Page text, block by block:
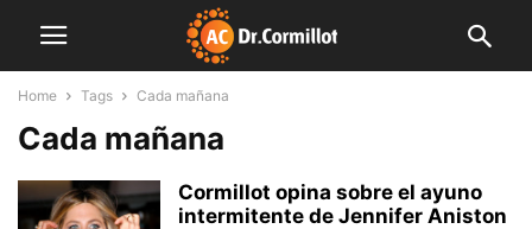
Home Tags Cada mañana
Cada mañana
Cormillot opina sobre el ayuno
intermitente de Jennifer Aniston